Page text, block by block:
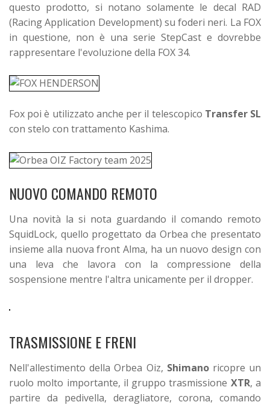
questo prodotto, si notano solamente le decal RAD
(Racing Application Development) su foderi neri. La FOX
in questione, non è una serie StepCast e dovrebbe
rappresentare l'evoluzione della FOX 34.
Fox poi è utilizzato anche per il telescopico Transfer SL
con stelo con trattamento Kashima.
NUOVO COMANDO REMOTO
Una novità la si nota guardando il comando remoto
SquidLock, quello progettato da Orbea che presentato
insieme alla nuova front Alma, ha un nuovo design con
una leva che lavora con la compressione della
sospensione mentre l'altra unicamente per il dropper.
TRASMISSIONE E FRENI
Nell'allestimento della Orbea Oiz, Shimanoricopre un
ruolo molto importante, il gruppo trasmissione XTR, a
partire da pedivella, deragliatore, corona, comando